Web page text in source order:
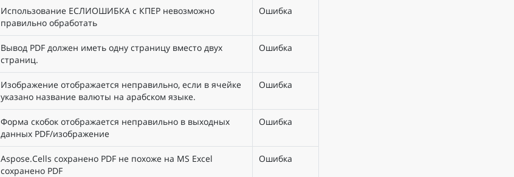
Использование ЕСЛИОШИБКА с КПЕР невозможно
правильно обработать
Ошибка
Вывод PDF должен иметь одну страницу вместо двух
страниц.
Ошибка
Изображение отображается неправильно, если в ячейке
указано название валюты на арабском языке.
Ошибка
Форма скобок отображается неправильно в выходных
данных PDF/изображение
Ошибка
Aspose.Cells сохранено PDF не похоже на MS Excel
сохранено PDF
Ошибка